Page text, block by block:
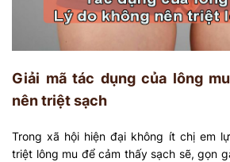
Giải mã tác dụng của lông
nên triệt sạch
Trong xã hội hiện đại không ít chị em
triệt lông mu để cảm thấy sạch sẽ, gọn